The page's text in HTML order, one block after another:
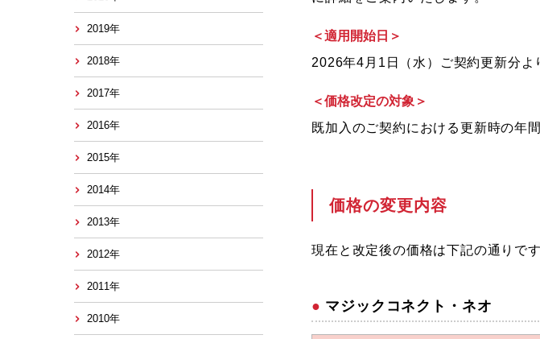
＜適用開始日＞
2026年4月1日（水）ご契約更新分よ
＜価格改定の対象＞
既加入のご契約における更新時の年
価格の変更内容
現在と改定後の価格は下記の通りです
マジックコネクト・ネオ
2019年
2018年
2017年
2016年
2015年
2014年
2013年
2012年
2011年
2010年